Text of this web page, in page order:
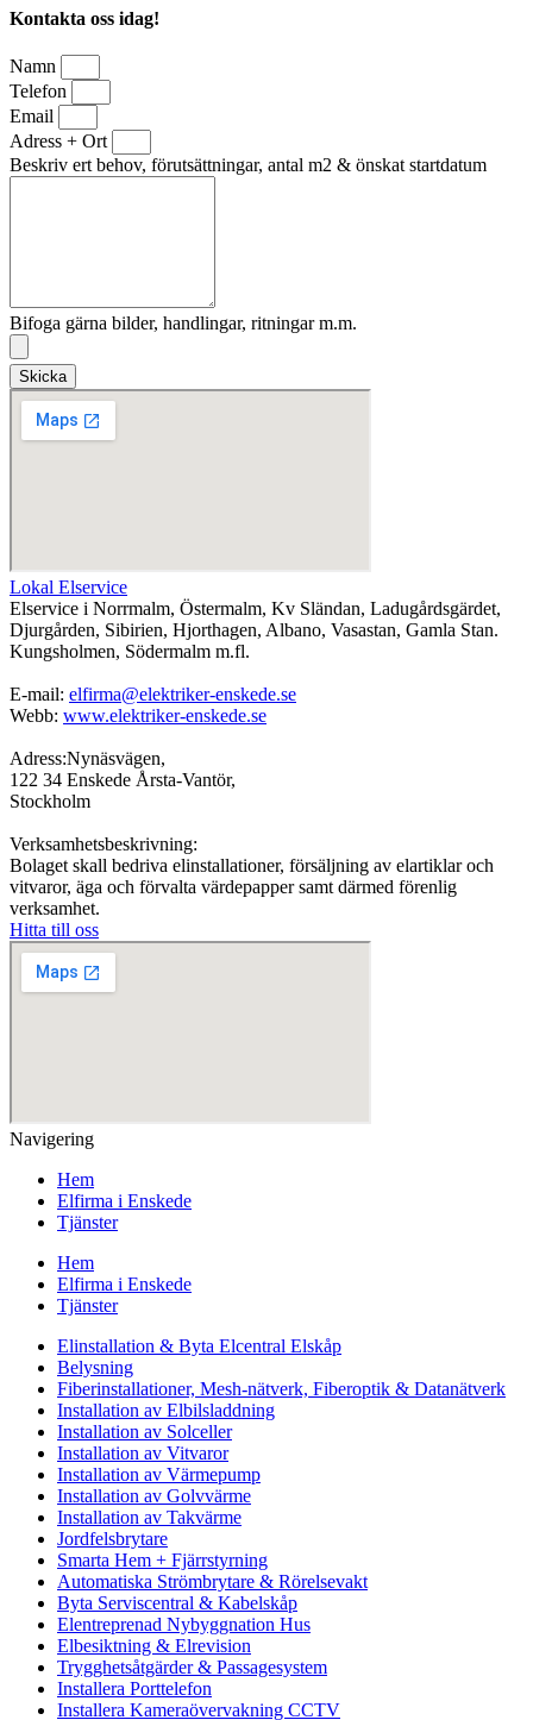
Kontakta oss idag!
Namn
Telefon
Email
Adress + Ort
Beskriv ert behov, förutsättningar, antal m2 & önskat startdatum
Bifoga gärna bilder, handlingar, ritningar m.m.
Skicka
Lokal Elservice
Elservice i Norrmalm, Östermalm, Kv Sländan, Ladugårdsgärdet,
Djurgården, Sibirien, Hjorthagen, Albano, Vasastan, Gamla Stan.
Kungsholmen, Södermalm m.fl.
E-mail: elfirma@elektriker-enskede.se
Webb: www.elektriker-enskede.se
Adress:Nynäsvägen,
122 34 Enskede Årsta-Vantör,
Stockholm
Verksamhetsbeskrivning:
Bolaget skall bedriva elinstallationer, försäljning av elartiklar och
vitvaror, äga och förvalta värdepapper samt därmed förenlig
verksamhet.
Hitta till oss
Navigering
Hem
Elfirma i Enskede
Tjänster
Hem
Elfirma i Enskede
Tjänster
Elinstallation & Byta Elcentral Elskåp
Belysning
Fiberinstallationer, Mesh-nätverk, Fiberoptik & Datanätverk
Installation av Elbilsladdning
Installation av Solceller
Installation av Vitvaror
Installation av Värmepump
Installation av Golvvärme
Installation av Takvärme
Jordfelsbrytare
Smarta Hem + Fjärrstyrning
Automatiska Strömbrytare & Rörelsevakt
Byta Serviscentral & Kabelskåp
Elentreprenad Nybyggnation Hus
Elbesiktning & Elrevision
Trygghetsåtgärder & Passagesystem
Installera Porttelefon
Installera Kameraövervakning CCTV